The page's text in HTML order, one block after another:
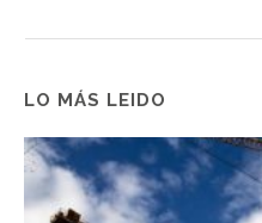
LO MÁS LEIDO